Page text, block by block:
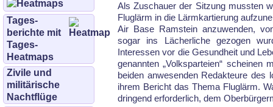
Tages­
berichte mit
Tages-
Heatmaps
Zivile und
militärische
Nachtflüge
Als Zuschauer der Sitzung mussten
Fluglärm in die Lärmkartierung
Air Base Ramstein anzu­wenden,
sogar ins Lächerliche gezogen
Interessen vor die Gesundheit und
genannten „Volksparteien“ scheinen
beiden anwesenden Redakteure des
ihrem Bericht das Thema Fluglärm.
dringend erforderlich, dem